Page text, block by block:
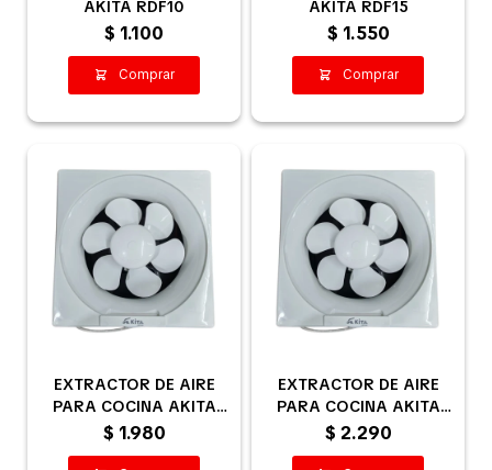
AKITA RDF10
$ 1.100
AKITA RDF15
$ 1.550
EXTRACTOR DE AIRE
PARA COCINA AKITA
20CM
$ 1.980
EXTRACTOR DE AIRE
PARA COCINA AKITA
25CM
$ 2.290